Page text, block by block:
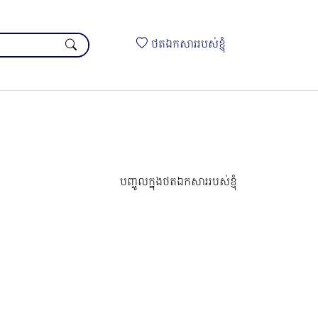
ថតឯកសាររបស់ខ្ញុំ
បញ្ចូលក្នុងថតឯកសាររបស់ខ្ញុំ